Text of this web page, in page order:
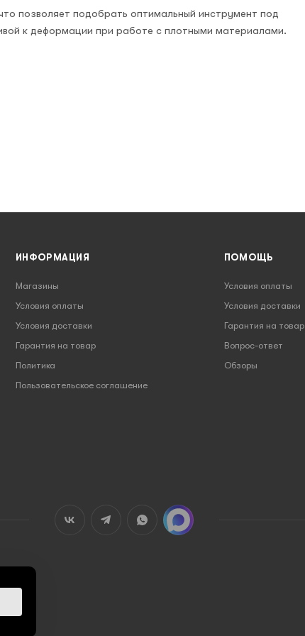
позволяет подобрать оптимальный инструмент под
к деформации при работе с плотными материалами.
ИНФОРМАЦИЯ
Магазины
Условия оплаты
Условия доставки
Гарантия на товар
Политика
Пользовательское соглашение
ПОМОЩЬ
Условия оплаты
Условия доставки
Гарантия на товар
Вопрос-ответ
Обзоры